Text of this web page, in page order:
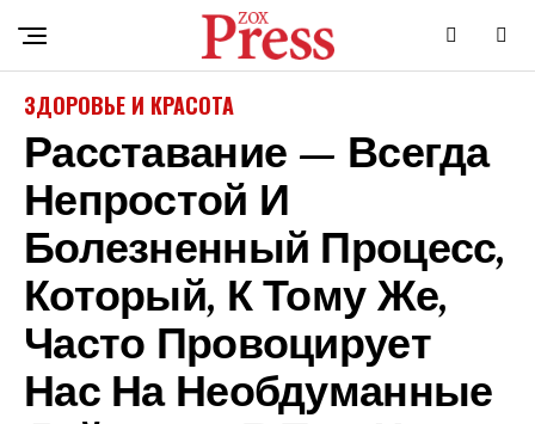
ЗДОРОВЬЕ И КРАСОТА
Расставание — Всегда
Непростой И
Болезненный Процесс,
Который, К Тому Же,
Часто Провоцирует
Нас На Необдуманные